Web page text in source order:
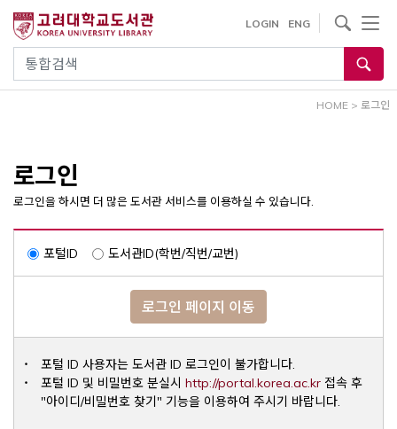
건
통합검색
LOGIN ENG
사이트내 검색
HOME > 로그인
로그인
로그인을 하시면 더 많은 도서관 서비스를 이용하실 수 있습니다.
포털ID 도서관ID(학번/직번/교번)
로그인 페이지 이동
포털 ID 사용자는 도서관 ID 로그인이 불가합니다.
포털 ID 및 비밀번호 분실시 http://portal.korea.ac.krOpens a
접속 후
"아이디/비밀번호 찾기" 기능을 이용하여 주시기 바랍니다.